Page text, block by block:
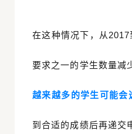
在这种情况下，从
要求之一的学生数量减
越来越多的学生可能会
到合适的成绩后再递交